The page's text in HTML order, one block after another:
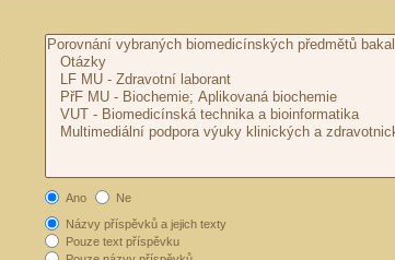
Ano
Ne
Názvy příspěvků a jejich texty
Pouze text příspěvku